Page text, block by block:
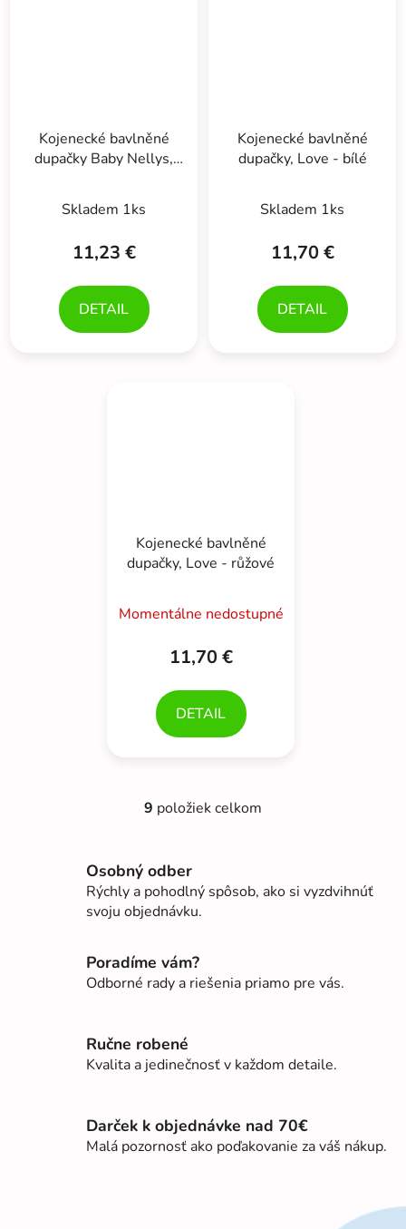
Kojenecké bavlněné
dupačky Baby Nellys,
Skladem 1ks
11,23 €
DETAIL
Kojenecké bavlněné
dupačky, Love - bílé
Skladem 1ks
11,70 €
DETAIL
Kojenecké bavlněné
dupačky, Love - růžové
Momentálne nedostupné
11,70 €
DETAIL
O
d
e
p
k
y
ý
p
i
9 položiek celkom
Osobný odber
Rýchly a pohodlný spôsob, ako si vyzdvihnúť
svoju objednávku.
Poradíme vám?
Odborné rady a riešenia priamo pre vás.
Ručne robené
Kvalita a jedinečnosť v každom detaile.
Darček k objednávke nad 70€
Malá pozornosť ako poďakovanie za váš nákup.